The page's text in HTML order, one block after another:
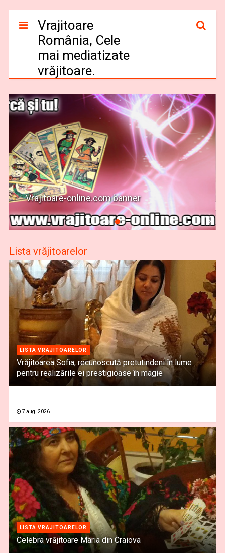
Vrajitoare
România, Cele
mai mediatizate
vrăjitoare.
Vrajitoare-online.com banner
Lista vrăjitoarelor
LISTA VRAJITOARELOR
Vrăjitoarea Sofia, recunoscută pretutindeni în lume
pentru realizările ei prestigioase în magie
7 aug. 2026
LISTA VRAJITOARELOR
Celebra vrăjitoare Maria din Craiova